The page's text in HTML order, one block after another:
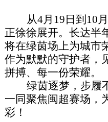
从4月19日到10
正徐徐展开。长达半
将在绿茵场上为城市
作为默默的守护者，
拼搏、每一份荣耀。
绿茵逐梦，步履
一同聚焦闽超赛场，
彩！